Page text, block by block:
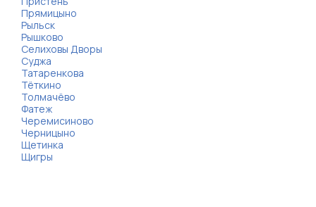
Прямицыно
Рыльск
Рышково
Селиховы Дворы
Суджа
Татаренкова
Тёткино
Толмачёво
Фатеж
Черемисиново
Черницыно
Щетинка
Щигры